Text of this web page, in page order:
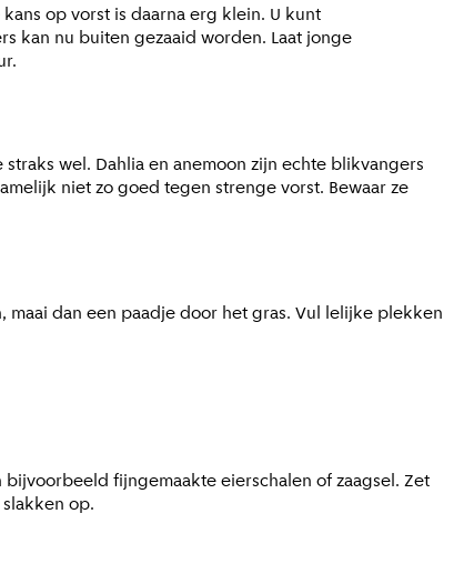
op vorst is daarna erg klein. U kunt
kan nu buiten gezaaid worden. Laat jonge
wel. Dahlia en anemoon zijn echte blikvangers
niet zo goed tegen strenge vorst. Bewaar ze
dan een paadje door het gras. Vul lelijke plekken
fijngemaakte eierschalen of zaagsel. Zet
op.